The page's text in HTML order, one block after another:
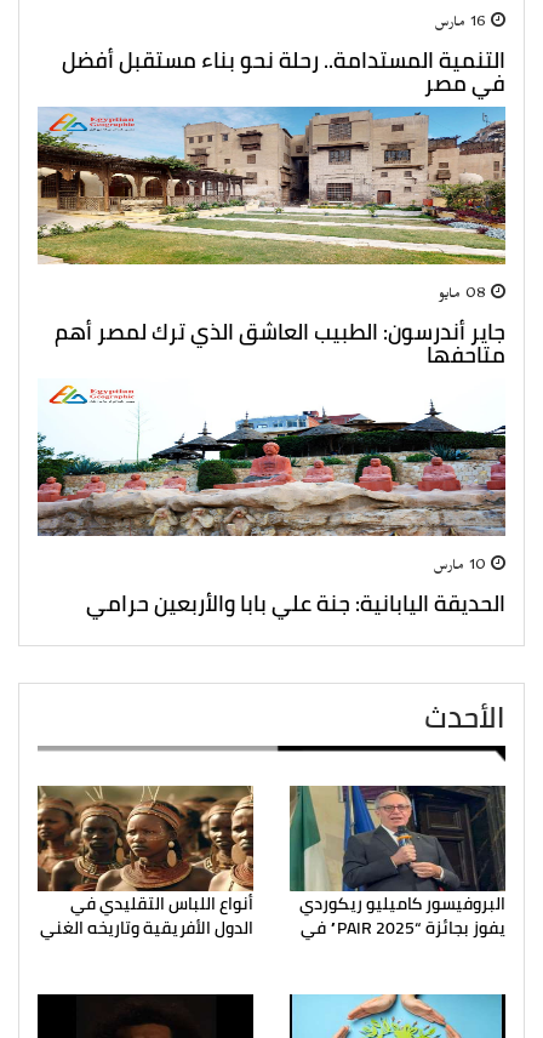
التنمية المستدامة.. رحلة نحو بناء مستقبل أفضل
في مصر
جاير أندرسون: الطبيب العاشق الذي ترك لمصر أهم
متاحفها
الحديقة اليابانية: جنة علي بابا والأربعين حرامي
الأحدث
البروفيسور كاميليو ريكوردي
يفوز بجائزة “PAIR 2025” في
أنواع اللباس التقليدي في
الدول الأفريقية وتاريخه الغني